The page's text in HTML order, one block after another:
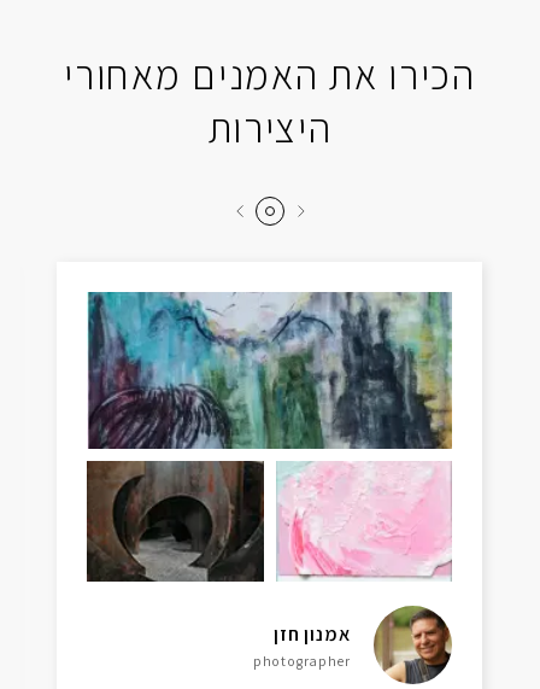
אמנון חזן
photographer
הכירו את האמנים מאחורי
היצירות